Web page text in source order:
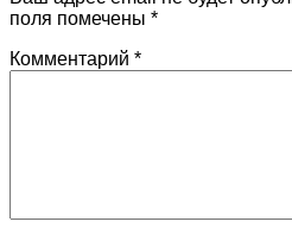
поля помечены *
Комментарий *